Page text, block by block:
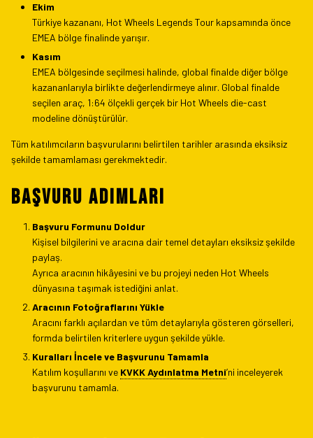
Ekim
Türkiye kazananı, Hot Wheels Legends Tour kapsamında önce
EMEA bölge finalinde yarışır.
Kasım
EMEA bölgesinde seçilmesi halinde, global finalde diğer bölge
kazananlarıyla birlikte değerlendirmeye alınır. Global finalde
seçilen araç, 1:64 ölçekli gerçek bir Hot Wheels die-cast
modeline dönüştürülür.
Tüm katılımcıların başvurularını belirtilen tarihler arasında eksiksiz
şekilde tamamlaması gerekmektedir.
BAŞVURU ADIMLARI
Başvuru Formunu Doldur
Kişisel bilgilerini ve aracına dair temel detayları eksiksiz şekilde
paylaş.
Ayrıca aracının hikâyesini ve bu projeyi neden Hot Wheels
dünyasına taşımak istediğini anlat.
Aracının Fotoğraflarını Yükle
Aracını farklı açılardan ve tüm detaylarıyla gösteren görselleri,
formda belirtilen kriterlere uygun şekilde yükle.
Kuralları İncele ve Başvurunu Tamamla
Katılım koşullarını ve KVKK Aydınlatma Metni’ni inceleyerek
başvurunu tamamla.